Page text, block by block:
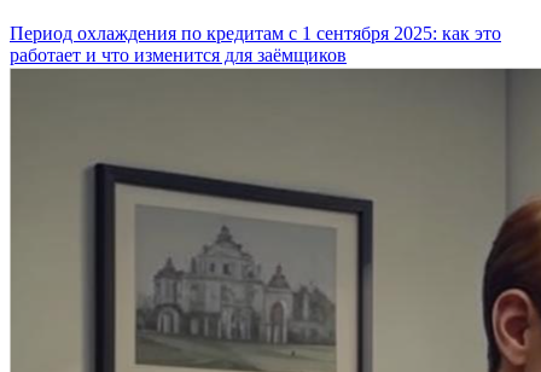
Период охлаждения по кредитам с 1 сентября 2025: как это
работает и что изменится для заёмщиков